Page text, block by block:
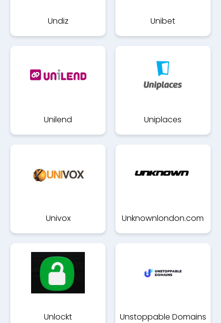
Undiz Unibet
Unilend Uniplaces
Univox Unknownlondon.com
Unlockt Unstoppable Domains